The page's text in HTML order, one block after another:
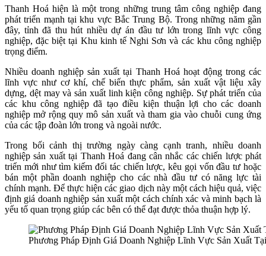
Thanh Hoá hiện là một trong những trung tâm công nghiệp đang
phát triển mạnh tại khu vực Bắc Trung Bộ. Trong những năm gần
đây, tỉnh đã thu hút nhiều dự án đầu tư lớn trong lĩnh vực công
nghiệp, đặc biệt tại Khu kinh tế Nghi Sơn và các khu công nghiệp
trọng điểm.
Nhiều doanh nghiệp sản xuất tại Thanh Hoá hoạt động trong các
lĩnh vực như cơ khí, chế biến thực phẩm, sản xuất vật liệu xây
dựng, dệt may và sản xuất linh kiện công nghiệp. Sự phát triển của
các khu công nghiệp đã tạo điều kiện thuận lợi cho các doanh
nghiệp mở rộng quy mô sản xuất và tham gia vào chuỗi cung ứng
của các tập đoàn lớn trong và ngoài nước.
Trong bối cảnh thị trường ngày càng cạnh tranh, nhiều doanh
nghiệp sản xuất tại Thanh Hoá đang cân nhắc các chiến lược phát
triển mới như tìm kiếm đối tác chiến lược, kêu gọi vốn đầu tư hoặc
bán một phần doanh nghiệp cho các nhà đầu tư có năng lực tài
chính mạnh. Để thực hiện các giao dịch này một cách hiệu quả, việc
định giá doanh nghiệp sản xuất một cách chính xác và minh bạch là
yếu tố quan trọng giúp các bên có thể đạt được thỏa thuận hợp lý.
Phương Pháp Định Giá Doanh Nghiệp Lĩnh Vực Sản Xuất